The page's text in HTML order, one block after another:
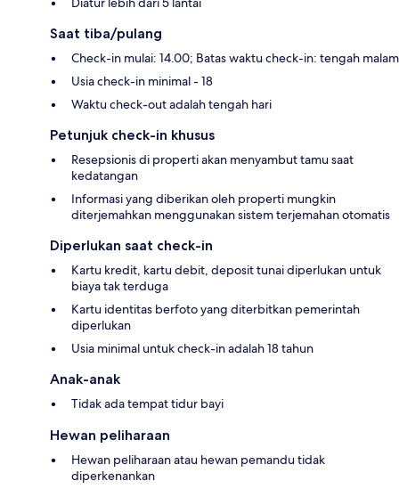
Saat tiba/pulang
Check-in mulai: 14.00; Batas waktu check-in: tengah malam
Usia check-in minimal - 18
Waktu check-out adalah tengah hari
Petunjuk check-in khusus
Resepsionis di properti akan menyambut tamu saat
kedatangan
Informasi yang diberikan oleh properti mungkin
diterjemahkan menggunakan sistem terjemahan otomatis
Diperlukan saat check-in
Kartu kredit, kartu debit, deposit tunai diperlukan untuk
biaya tak terduga
Kartu identitas berfoto yang diterbitkan pemerintah
diperlukan
Usia minimal untuk check-in adalah 18 tahun
Anak-anak
Tidak ada tempat tidur bayi
Hewan peliharaan
Hewan peliharaan atau hewan pemandu tidak
diperkenankan